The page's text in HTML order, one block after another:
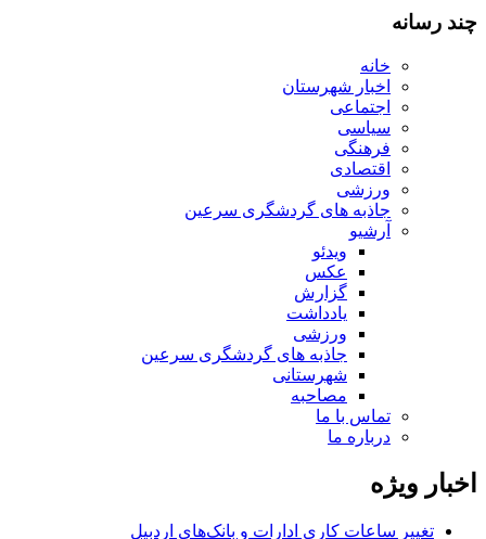
چند رسانه
خانه
اخبار شهرستان
اجتماعی
سیاسی
فرهنگی
اقتصادی
ورزشی
جاذبه های گردشگری سرعین
آرشیو
ویدئو
عکس
گزارش
یادداشت
ورزشی
جاذبه های گردشگری سرعین
شهرستانی
مصاحبه
تماس با ما
درباره ما
اخبار ویژه
تغییر ساعات کاری ادارات و بانک‌های اردبیل